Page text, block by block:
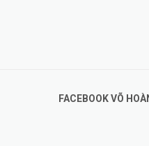
FACEBOOK VÕ